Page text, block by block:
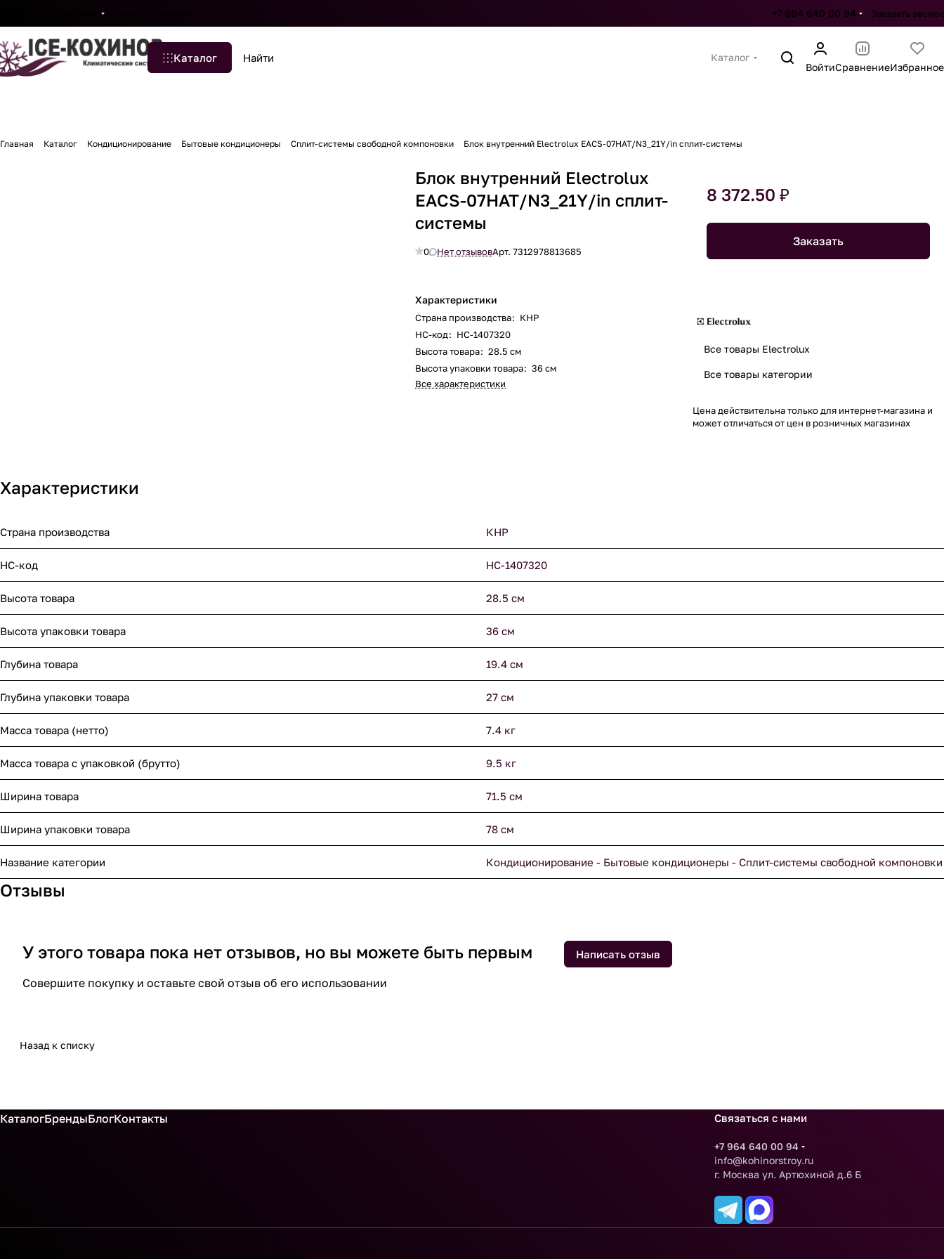
+7 964 640 00 94 Заказать звонок
Каталог
Каталог
ВойтиСравнениеИзбранное
Главная Каталог Кондиционирование Бытовые кондиционеры Сплит-системы свободной компоновки Блок внутренний Electrolux EACS-07HAT/N3_21Y/in сплит-системы
Блок внутренний Electrolux
EACS-07HAT/N3_21Y/in сплит-
системы
0 Нет отзывовАрт.7312978813685
Характеристики
Страна производства: КНР
НС-код: НС-1407320
Высота товара: 28.5 см
Высота упаковки товара: 36 см
Все характеристики
8 372.50 ₽
Заказать
Все товары Electrolux
Все товары категории
Цена действительна только для интернет-магазина и
может отличаться от цен в розничных магазинах
Характеристики
Страна производства КНР
НС-код НС-1407320
Высота товара 28.5 см
Высота упаковки товара 36 см
Глубина товара 19.4 см
Глубина упаковки товара 27 см
Масса товара (нетто) 7.4 кг
Масса товара с упаковкой (брутто) 9.5 кг
Ширина товара 71.5 см
Ширина упаковки товара 78 см
Название категории Кондиционирование - Бытовые кондиционеры - Сплит-системы свободной компоновки
Отзывы
У этого товара пока нет отзывов, но вы можете быть первым
Совершите покупку и оставьте свой отзыв об его использовании
Написать отзыв
Назад к списку
КаталогБрендыБлогКонтакты Связаться с нами
+7 964 640 00 94
info@kohinorstroy.ru
г. Москва ул. Артюхиной д.6 Б